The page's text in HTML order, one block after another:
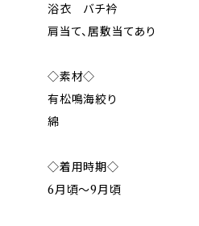
浴衣 バチ衿
肩当て、居敷当てあり
◇素材◇
有松鳴海絞り
綿
◇着用時期◇
6月頃～9月頃